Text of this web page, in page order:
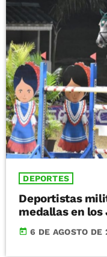
DEPORTES
Deportistas
medallas en
today 6 DE AGOSTO DE